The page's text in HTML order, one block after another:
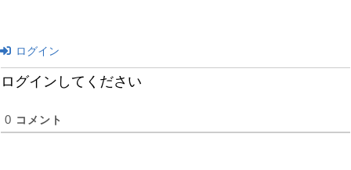
ログイン
ログインしてください
0 コメント